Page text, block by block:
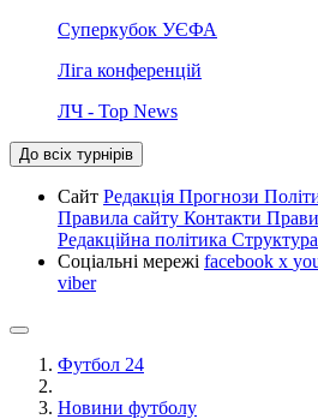
Суперкубок УЄФА
Ліга конференцій
ЛЧ - Top News
До всіх турнірів
Сайт Редакція Прогнози
Правила сайту Контакти
Редакційна політика
Соціальні мережі facebook x
viber
Футбол 24
Новини футболу